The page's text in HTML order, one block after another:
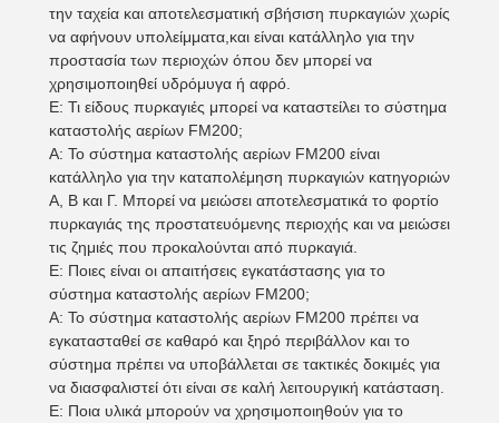
την ταχεία και αποτελεσματική σβήσιση πυρκαγιών χωρίς
να αφήνουν υπολείμματα,και είναι κατάλληλο για την
προστασία των περιοχών όπου δεν μπορεί να
χρησιμοποιηθεί υδρόμυγα ή αφρό.
Ε: Τι είδους πυρκαγιές μπορεί να καταστείλει το σύστημα
καταστολής αερίων FM200;
Α: Το σύστημα καταστολής αερίων FM200 είναι
κατάλληλο για την καταπολέμηση πυρκαγιών κατηγοριών
Α, Β και Γ. Μπορεί να μειώσει αποτελεσματικά το φορτίο
πυρκαγιάς της προστατευόμενης περιοχής και να μειώσει
τις ζημιές που προκαλούνται από πυρκαγιά.
Ε: Ποιες είναι οι απαιτήσεις εγκατάστασης για το
σύστημα καταστολής αερίων FM200;
Α: Το σύστημα καταστολής αερίων FM200 πρέπει να
εγκατασταθεί σε καθαρό και ξηρό περιβάλλον και το
σύστημα πρέπει να υποβάλλεται σε τακτικές δοκιμές για
να διασφαλιστεί ότι είναι σε καλή λειτουργική κατάσταση.
Ε: Ποια υλικά μπορούν να χρησιμοποιηθούν για το